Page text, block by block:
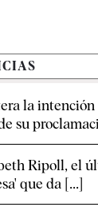
la intención
su
Ripoll, el
que da [...]